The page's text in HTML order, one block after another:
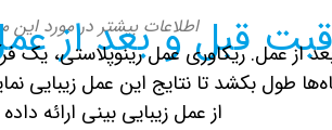
اطلاعات بیشتر در مورد این
قبل و بعد از
از عمل. ریکاوریعمل رینوپلاستی، یک
است ماه‌ها طول بکشد تا نتایج این عمل
از عمل زیبایی بینی ارائه